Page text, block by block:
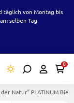
täglich von Montag bis
selben Tag
0
Natur“ PLATINUM